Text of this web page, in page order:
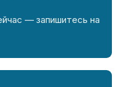
— запишитесь на